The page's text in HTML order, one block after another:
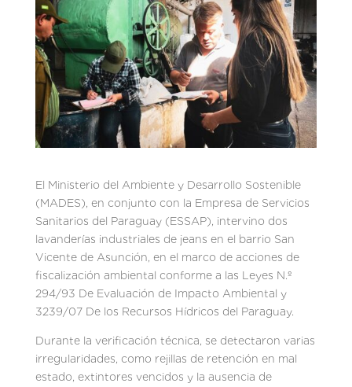
El Ministerio del Ambiente y Desarrollo Sostenible
(MADES), en conjunto con la Empresa de Servicios
Sanitarios del Paraguay (ESSAP), intervino dos
lavanderías industriales de jeans en el barrio San
Vicente de Asunción, en el marco de acciones de
fiscalización ambiental conforme a las Leyes N.º
294/93 De Evaluación de Impacto Ambiental y
3239/07 De los Recursos Hídricos del Paraguay.
Durante la verificación técnica, se detectaron varias
irregularidades, como rejillas de retención en mal
estado, extintores vencidos y la ausencia de